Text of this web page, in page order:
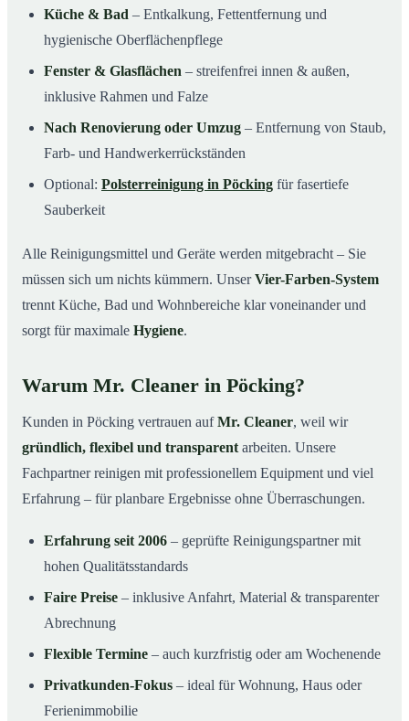
Küche & Bad – Entkalkung, Fettentfernung und
hygienische Oberflächenpflege
Fenster & Glasflächen – streifenfrei innen & außen,
inklusive Rahmen und Falze
Nach Renovierung oder Umzug – Entfernung von Staub,
Farb- und Handwerkerrückständen
Optional: Polsterreinigung in Pöcking für fasertiefe
Sauberkeit
Alle Reinigungsmittel und Geräte werden mitgebracht – Sie
müssen sich um nichts kümmern. UnserVier-Farben-System
trennt Küche, Bad und Wohnbereiche klar voneinander und
sorgt für maximale Hygiene.
Warum Mr. Cleaner in Pöcking?
Kunden in Pöcking vertrauen aufMr. Cleaner, weil wir
gründlich, flexibel und transparent arbeiten. Unsere
Fachpartner reinigen mit professionellem Equipment und viel
Erfahrung – für planbare Ergebnisse ohne Überraschungen.
Erfahrung seit 2006 – geprüfte Reinigungspartner mit
hohen Qualitätsstandards
Faire Preise – inklusive Anfahrt, Material & transparenter
Abrechnung
Flexible Termine – auch kurzfristig oder am Wochenende
Privatkunden-Fokus – ideal für Wohnung, Haus oder
Ferienimmobilie